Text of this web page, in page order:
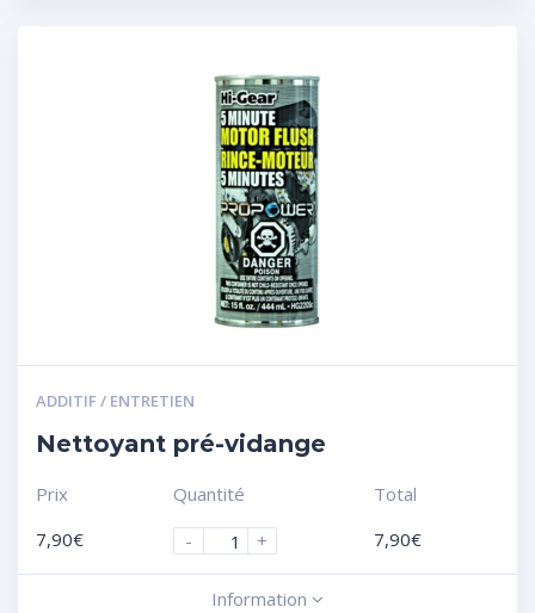
ADDITIF / ENTRETIEN
Nettoyant pré-vidange
Prix
7,90€
Quantité
-
+
Total
7,90€
Information